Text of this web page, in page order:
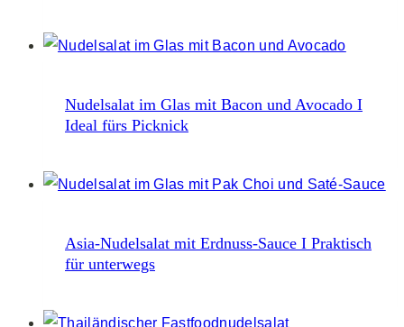
Nudelsalat im Glas mit Bacon und Avocado I
Ideal fürs Picknick
Asia-Nudelsalat mit Erdnuss-Sauce I Praktisch
für unterwegs